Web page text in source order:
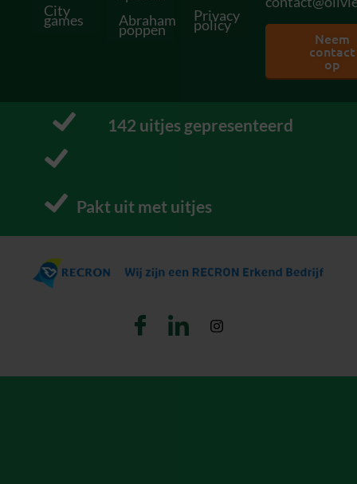
City
games
Abraham
poppen
Privacy
policy
Neem
contact
op
151 uitjes gepresenteerd
Pakt uit met uitjes